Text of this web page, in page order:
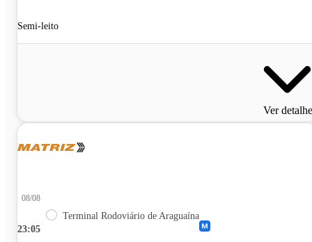
Semi-leito
Ver
23:05
08/08
Terminal Rodoviário de Araguaína